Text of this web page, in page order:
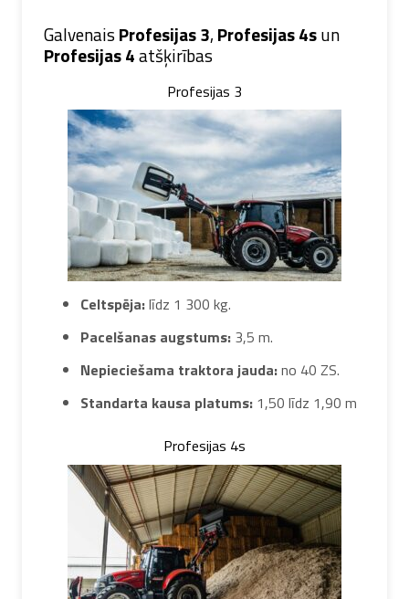
Galvenais Profesijas 3, Profesijas 4sun
Profesijas 4atšķirības
Profesijas 3
Celtspēja:līdz 1 300 kg.
Pacelšanas augstums: 3,5 m.
Nepieciešama traktora jauda:no 40 ZS.
Standarta kausa platums: 1,50 līdz 1,90 m
Profesijas 4s